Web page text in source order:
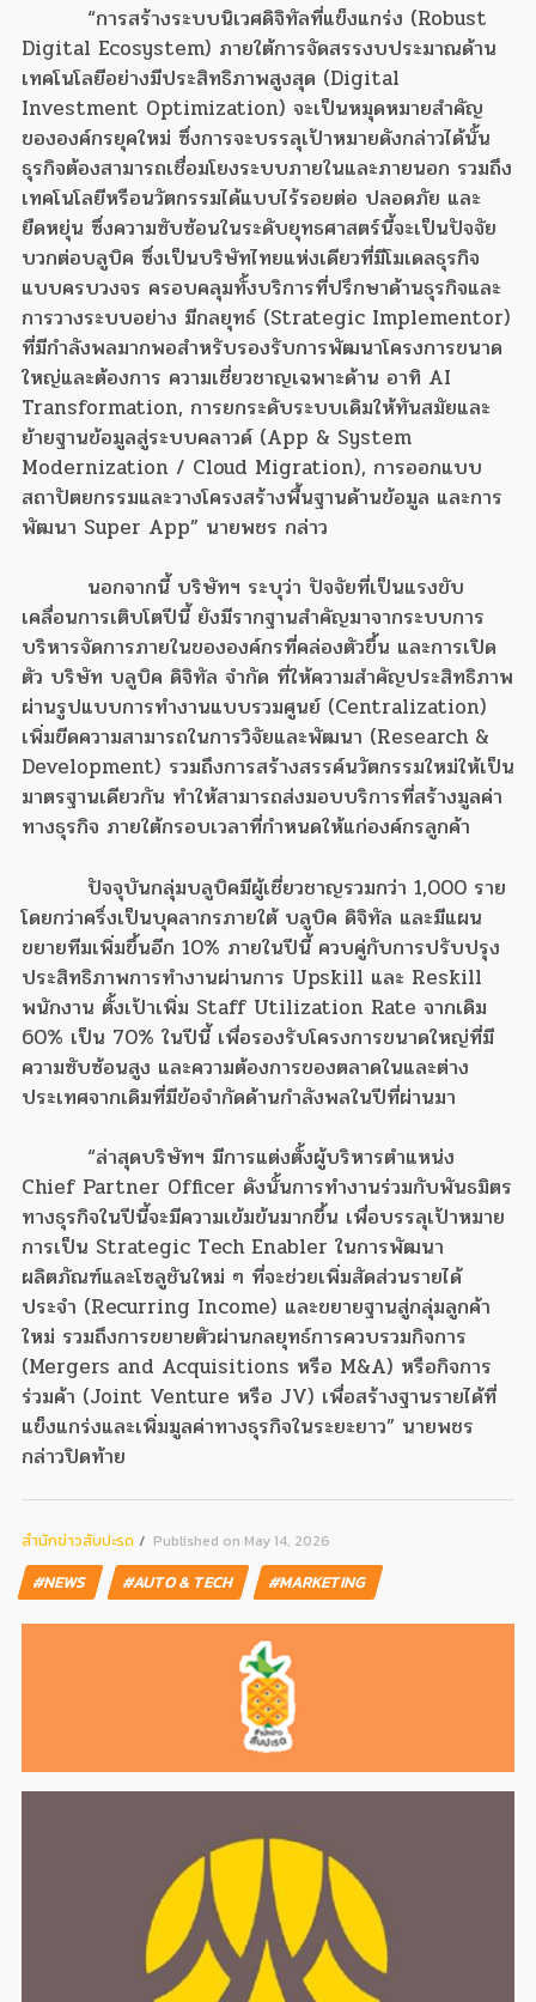
“การสร้างระบบนิเวศดิจิทัลที่แข็งแกร่ง (Robust
Digital Ecosystem) ภายใต้การจัดสรรงบประมาณด้าน
เทคโนโลยีอย่างมีประสิทธิภาพสูงสุด (Digital
Investment Optimization) จะเป็นหมุดหมายสำคัญ
ขององค์กรยุคใหม่ ซึ่งการจะบรรลุเป้าหมายดังกล่าวได้นั้น
ธุรกิจต้องสามารถเชื่อมโยงระบบภายในและภายนอก รวมถึง
เทคโนโลยีหรือนวัตกรรมได้แบบไร้รอยต่อ ปลอดภัย และ
ยืดหยุ่น ซึ่งความซับซ้อนในระดับยุทธศาสตร์นี้จะเป็นปัจจัย
บวกต่อบลูบิค ซึ่งเป็นบริษัทไทยแห่งเดียวที่มีโมเดลธุรกิจ
แบบครบวงจร ครอบคลุมทั้งบริการที่ปรึกษาด้านธุรกิจและ
การวางระบบอย่าง มีกลยุทธ์ (Strategic Implementor)
ที่มีกำลังพลมากพอสำหรับรองรับการพัฒนาโครงการขนาด
ใหญ่และต้องการ ความเชี่ยวชาญเฉพาะด้าน อาทิ AI
Transformation, การยกระดับระบบเดิมให้ทันสมัยและ
ย้ายฐานข้อมูลสู่ระบบคลาวด์ (App & System
Modernization / Cloud Migration), การออกแบบ
สถาปัตยกรรมและวางโครงสร้างพื้นฐานด้านข้อมูล และการ
พัฒนา Super App” นายพชร กล่าว
นอกจากนี้ บริษัทฯ ระบุว่า ปัจจัยที่เป็นแรงขับ
เคลื่อนการเติบโตปีนี้ ยังมีรากฐานสำคัญมาจากระบบการ
บริหารจัดการภายในขององค์กรที่คล่องตัวขึ้น และการเปิด
ตัว บริษัท บลูบิค ดิจิทัล จำกัด ที่ให้ความสำคัญประสิทธิภาพ
ผ่านรูปแบบการทำงานแบบรวมศูนย์ (Centralization)
เพิ่มขีดความสามารถในการวิจัยและพัฒนา (Research &
Development) รวมถึงการสร้างสรรค์นวัตกรรมใหม่ให้เป็น
มาตรฐานเดียวกัน ทำให้สามารถส่งมอบบริการที่สร้างมูลค่า
ทางธุรกิจ ภายใต้กรอบเวลาที่กำหนดให้แก่องค์กรลูกค้า
ปัจจุบันกลุ่มบลูบิคมีผู้เชี่ยวชาญรวมกว่า 1,000 ราย
โดยกว่าครึ่งเป็นบุคลากรภายใต้ บลูบิค ดิจิทัล และมีแผน
ขยายทีมเพิ่มขึ้นอีก 10% ภายในปีนี้ ควบคู่กับการปรับปรุง
ประสิทธิภาพการทำงานผ่านการ Upskill และ Reskill
พนักงาน ตั้งเป้าเพิ่ม Staff Utilization Rate จากเดิม
60% เป็น 70% ในปีนี้ เพื่อรองรับโครงการขนาดใหญ่ที่มี
ความซับซ้อนสูง และความต้องการของตลาดในและต่าง
ประเทศจากเดิมที่มีข้อจำกัดด้านกำลังพลในปีที่ผ่านมา
“ล่าสุดบริษัทฯ มีการแต่งตั้งผู้บริหารตำแหน่ง
Chief Partner Officer ดังนั้นการทำงานร่วมกับพันธมิตร
ทางธุรกิจในปีนี้จะมีความเข้มข้นมากขึ้น เพื่อบรรลุเป้าหมาย
การเป็น Strategic Tech Enabler ในการพัฒนา
ผลิตภัณฑ์และโซลูชันใหม่ ๆ ที่จะช่วยเพิ่มสัดส่วนรายได้
ประจำ (Recurring Income) และขยายฐานสู่กลุ่มลูกค้า
ใหม่ รวมถึงการขยายตัวผ่านกลยุทธ์การควบรวมกิจการ
(Mergers and Acquisitions หรือ M&A) หรือกิจการ
ร่วมค้า (Joint Venture หรือ JV) เพื่อสร้างฐานรายได้ที่
แข็งแกร่งและเพิ่มมูลค่าทางธุรกิจในระยะยาว” นายพชร
กล่าวปิดท้าย
สํานักข่าวสับปะรด Published on May 14, 2026
#NEWS #AUTO & TECH #MARKETING